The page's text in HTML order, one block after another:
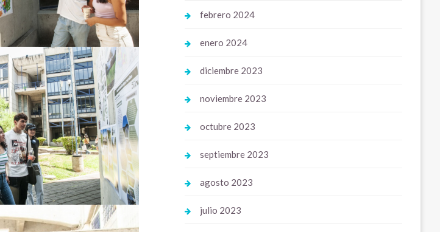
febrero 2024
enero 2024
diciembre 2023
noviembre 2023
octubre 2023
septiembre 2023
agosto 2023
julio 2023